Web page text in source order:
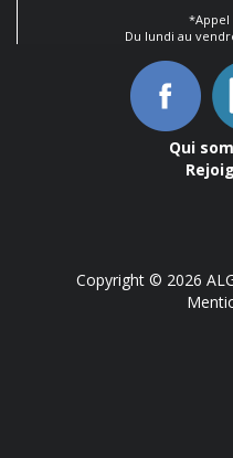
*Appel
Du lundi au
Qui
Copyright © 2026